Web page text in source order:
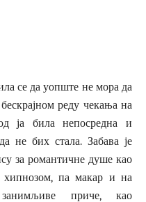
се да уопште не мора да
реду чекања на
ја била непосредна и
не бих стала. Забава је
за романтичне душе као
па макар и на
приче, као